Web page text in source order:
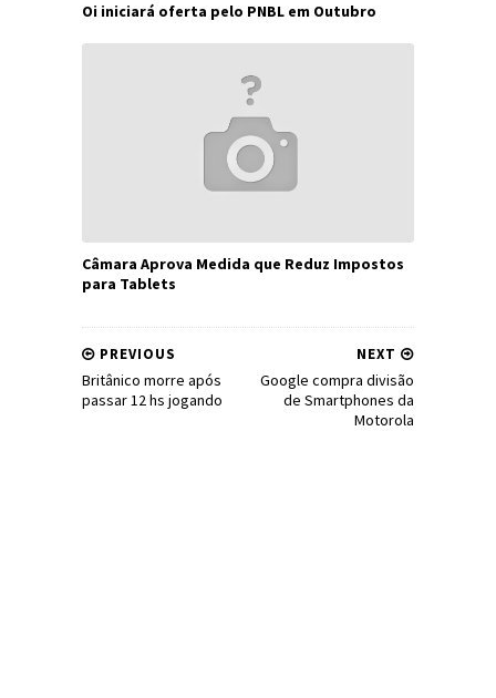
Oi iniciará oferta pelo PNBL em Outubro
Câmara Aprova Medida que Reduz Impostos
para Tablets
NEXT
Google compra divisão
de Smartphones da
Motorola
PREVIOUS
Britânico morre após
passar 12 hs jogando